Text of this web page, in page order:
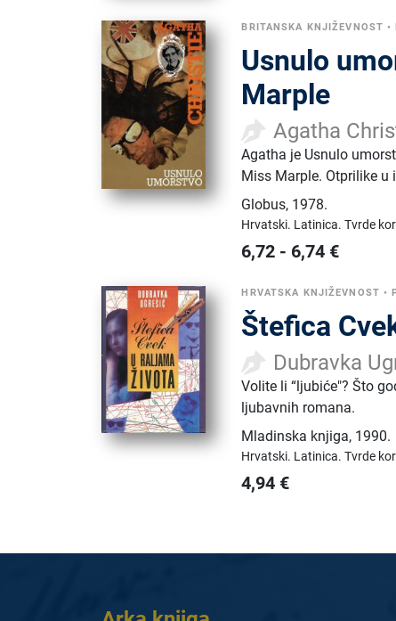
BRITANSKA KNJIŽEVNOST •
Usnulo
Marple
Agatha
Agatha je Usnulo
Miss Marple. Otprilike u
Globus, 1978.
Hrvatski. Latinica.Tvrde
6,72 - 6,74 €
HRVATSKA KNJIŽEVNOST •
Štefica
Dubravka
Volite li “ljubiće"? Što
ljubavnih romana.
Mladinska knjiga, 1990.
Hrvatski. Latinica.Tvrde
4,94 €